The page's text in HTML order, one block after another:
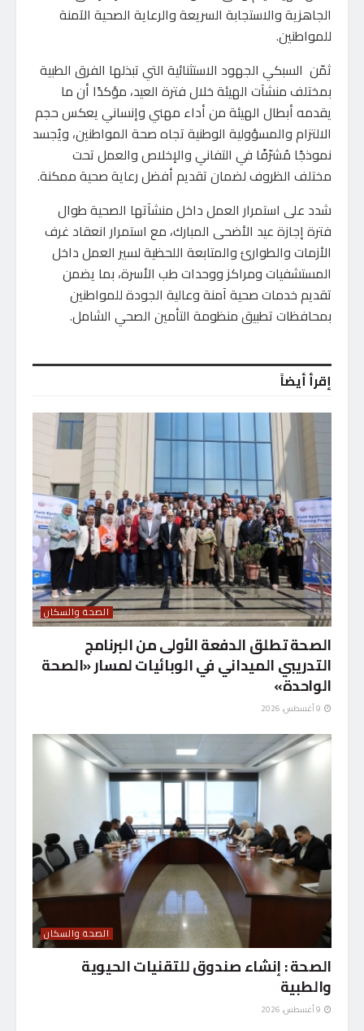
الجاهزية والاستجابة السريعة والرعاية الصحية الآمنة
للمواطنين.
ثمّن السبكي الجهود الاستثنائية التي تبذلها الفرق الطبية
بمختلف منشآت الهيئة خلال فترة العيد، مؤكدًا أن ما
يقدمه أبطال الهيئة من أداء مهني وإنساني يعكس حجم
الالتزام والمسؤولية الوطنية تجاه صحة المواطنين، ويُجسد
نموذجًا مُشرّفًا في التفاني والإخلاص والعمل تحت
مختلف الظروف لضمان تقديم أفضل رعاية صحية ممكنة.
شدد على استمرار العمل داخل منشآتها الصحية طوال
فترة إجازة عيد الأضحى المبارك، مع استمرار انعقاد غرف
الأزمات والطوارئ والمتابعة اللحظية لسير العمل داخل
المستشفيات ومراكز ووحدات طب الأسرة، بما يضمن
تقديم خدمات صحية آمنة وعالية الجودة للمواطنين
بمحافظات تطبيق منظومة التأمين الصحي الشامل.
إقرأ أيضاً
الصحة والسكان
الصحة تطلق الدفعة الأولى من البرنامج
التدريبي الميداني في الوبائيات لمسار «الصحة
الواحدة»
الصحة والسكان
الصحة : إنشاء صندوق للتقنيات الحيوية
والطبية